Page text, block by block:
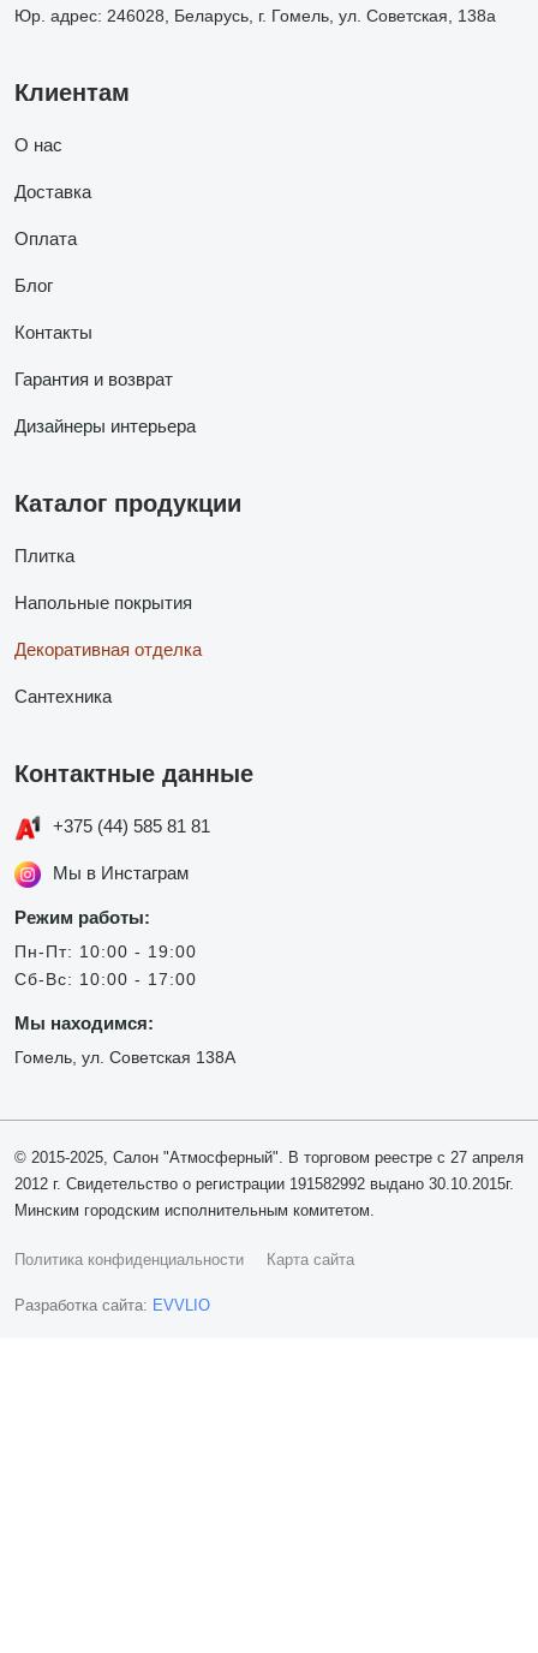
Юр. адрес: 246028, Беларусь, г. Гомель, ул. Советская, 138а
Клиентам
О нас
Доставка
Оплата
Блог
Контакты
Гарантия и возврат
Дизайнеры интерьера
Каталог продукции
Плитка
Напольные покрытия
Декоративная отделка
Сантехника
Контактные данные
+375 (44) 585 81 81
Мы в Инстаграм
Режим работы:
Пн-Пт: 10:00 - 19:00
Сб-Вс: 10:00 - 17:00
Мы находимся:
Гомель, ул. Советская 138А
© 2015-2025, Салон "Атмосферный". В торговом реестре с 27 апреля
2012 г. Свидетельство о регистрации 191582992 выдано 30.10.2015г.
Минским городским исполнительным комитетом.
Политика конфиденциальности Карта сайта
Разработка сайта: EVVLIO